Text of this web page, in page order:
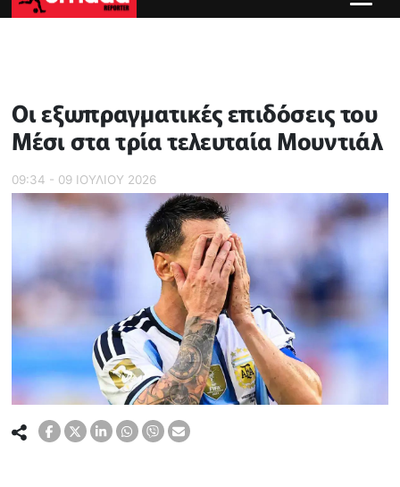
Οι εξωπραγματικές επιδόσεις του
Μέσι στα τρία τελευταία Μουντιάλ
09:34 - 09 ΙΟΥΛΙΟΥ 2026